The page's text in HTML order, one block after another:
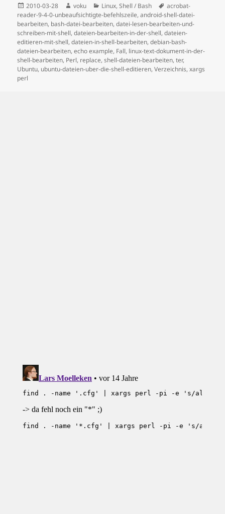
Posted
on
2010-03-28 Author
voku Categories
Linux,Shell / Bash Tags
acrobat-
reader-9-4-0-unbeaufsichtigte-befehlszeile,android-shell-datei-
bearbeiten, bash-datei-bearbeiten,datei-lesen-bearbeiten-und-
schreiben-mit-shell,dateien-bearbeiten-in-der-shell,dateien-
editieren-mit-shell,dateien-in-shell-bearbeiten,debian-bash-
dateien-bearbeiten,echo example, Fall, linux-text-dokument-in-der-
shell-bearbeiten, Perl, replace,shell-dateien-bearbeiten,ter,
Ubuntu, ubuntu-dateien-uber-die-shell-editieren,Verzeichnis,xargs
perl